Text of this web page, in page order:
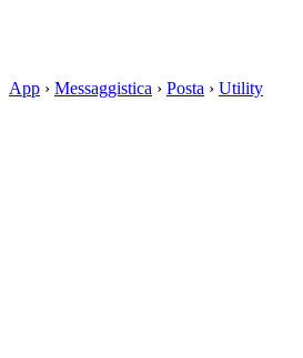
App › Messaggistica › Posta › Utility